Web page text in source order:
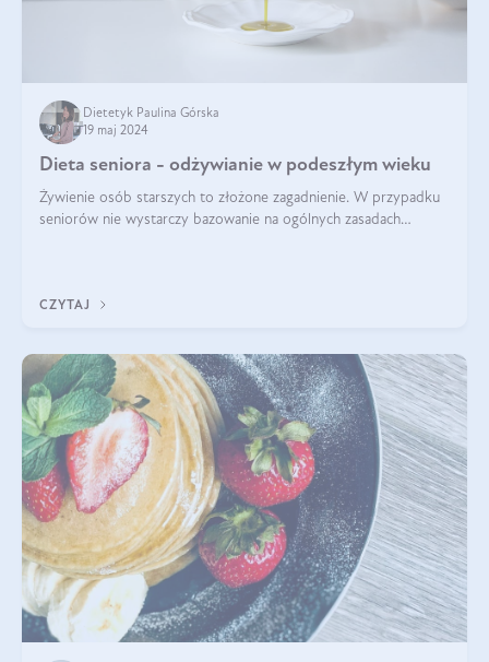
Dietetyk Paulina Górska
19 maj 2024
Dieta seniora - odżywianie w podeszłym wieku
Żywienie osób starszych to złożone zagadnienie. W przypadku
seniorów nie wystarczy bazowanie na ogólnych zasadach
CZYTAJ